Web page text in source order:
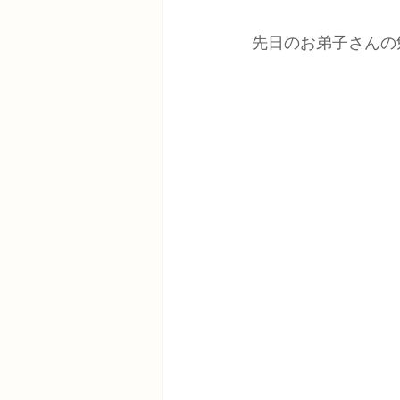
先日のお弟子さん